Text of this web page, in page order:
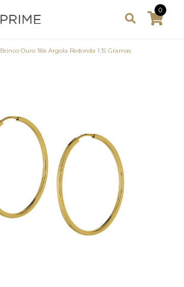
0
Brinco Ouro 18k Argola Redonda 1.15 Gramas